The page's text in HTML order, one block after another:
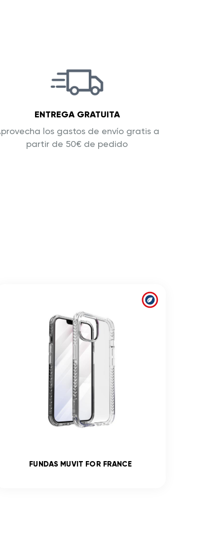
ENTREGA GRATUITA
los gastos de envío gratis a
partir de 50€ de pedido
FUNDAS MUVIT FOR FRANCE